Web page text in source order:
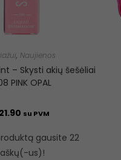
, Naujienos
– Skysti akių šešėliai
PINK OPAL
21.90 su PVM
gausite 22
us)!